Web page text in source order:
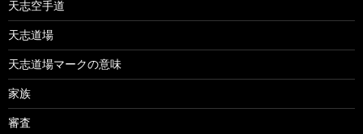
天志空手道
天志道場
天志道場マークの意味
家族
審査